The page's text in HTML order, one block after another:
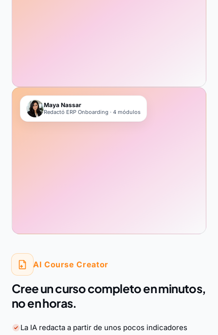
Maya Nassar
Redactó ERP Onboarding · 4 módulos
AI Course Creator
Cree un curso completo en minutos,
no en horas.
La IA redacta a partir de unos pocos indicadores